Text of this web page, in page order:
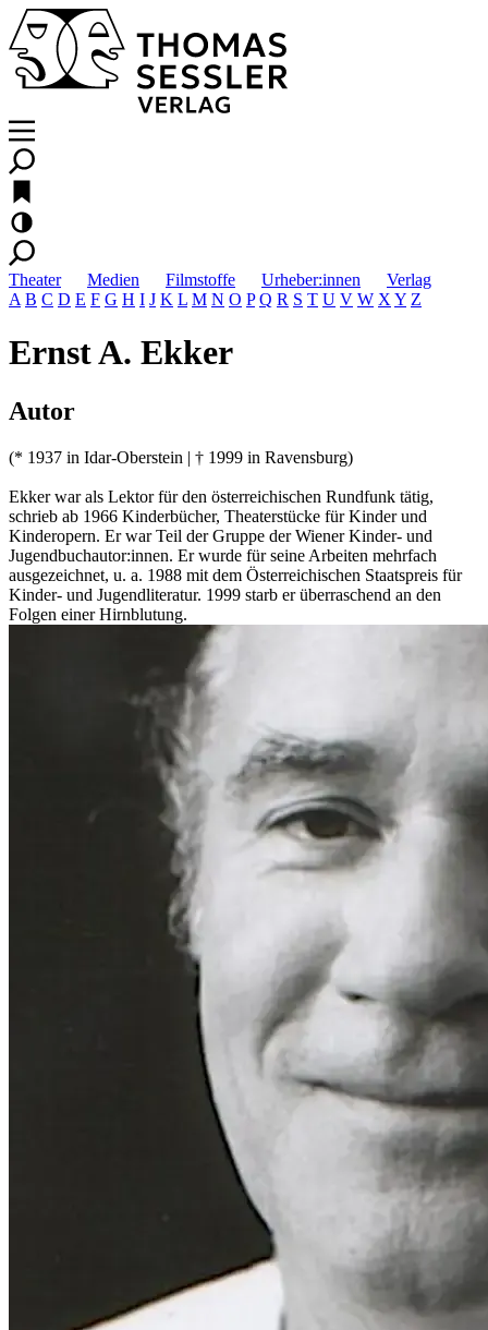
Theater Medien Filmstoffe Urheber:innen
Verlag
A B C D E F G H I J K L M N O P Q R S T U V W X Y Z
Ernst A. Ekker
Autor
(* 1937 in Idar-Oberstein | † 1999 in Ravensburg)
Ekker war als Lektor für den österreichischen Rundfunk tätig,
schrieb ab 1966 Kinderbücher, Theaterstücke für Kinder und
Kinderopern. Er war Teil der Gruppe der Wiener Kinder- und
Jugendbuchautor:innen. Er wurde für seine Arbeiten mehrfach
ausgezeichnet, u. a. 1988 mit dem Österreichischen Staatspreis für
Kinder- und Jugendliteratur. 1999 starb er überraschend an den
Folgen einer Hirnblutung.